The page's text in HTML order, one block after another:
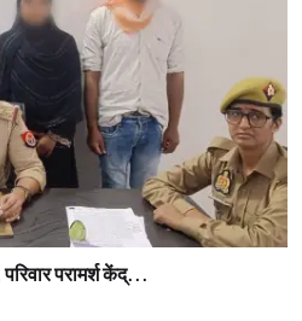
परामर्श केंद्...